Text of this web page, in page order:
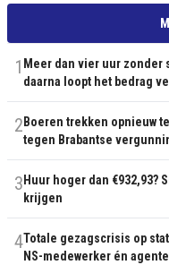
1 Meer dan vier uur zonder
daarna loopt het bedrag
2 Boeren trekken opnieuw
tegen Brabantse
3 Huur hoger dan €932,93?
krijgen
4Totale gezagscrisis op
NS-medewerker én